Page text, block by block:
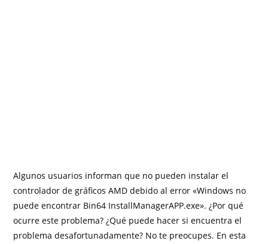
Algunos usuarios informan que no pueden instalar el
controlador de gráficos AMD debido al error «Windows no
puede encontrar Bin64 InstallManagerAPP.exe». ¿Por qué
ocurre este problema? ¿Qué puede hacer si encuentra el
problema desafortunadamente? No te preocupes. En esta